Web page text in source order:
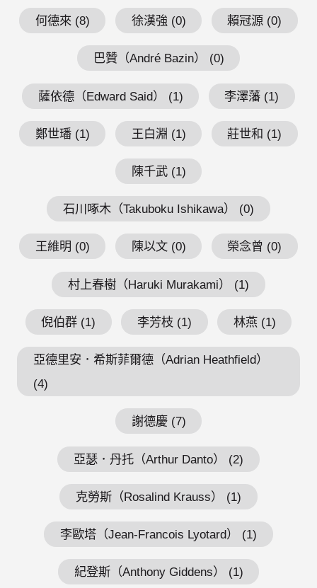
何德來 (8) 徐漢強 (0) 賴冠源 (0)
巴贊（André Bazin） (0)
薩依德（Edward Said） (1) 李澤藩 (1)
鄭世璠 (1) 王白淵 (1) 莊世和 (1)
陳千武 (1)
石川啄木（Takuboku Ishikawa） (0)
王維明 (0) 陳以文 (0) 榮念曾 (0)
村上春樹（Haruki Murakami） (1)
倪伯群 (1) 李芳枝 (1) 林燕 (1)
亞德里安．希斯菲爾德（Adrian Heathfield）
(4)
謝德慶 (7)
亞瑟．丹托（Arthur Danto） (2)
克勞斯（Rosalind Krauss） (1)
李歐塔（Jean-Francois Lyotard） (1)
紀登斯（Anthony Giddens） (1)